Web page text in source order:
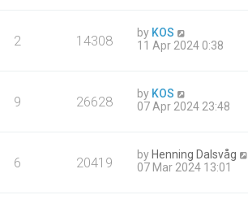
2 14308 by KOS
11 Apr 2024 0:38
9 26628 by KOS
07 Apr 2024 23:48
6 20419 by Henning Dalsvåg
07 Mar 2024 13:01